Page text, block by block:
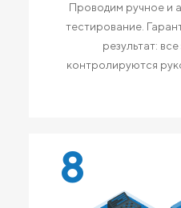
Проводим ручное и
тестирование.
результат:
контролируются
8